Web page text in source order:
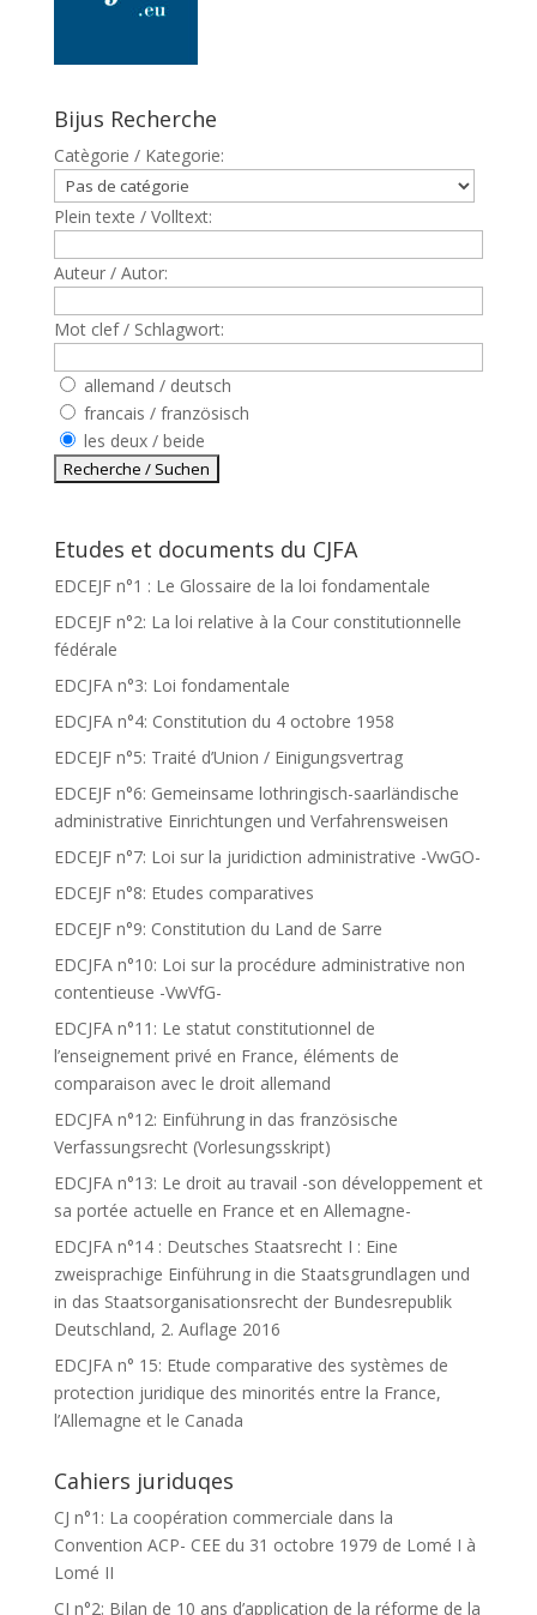
Bijus Recherche
Catègorie / Kategorie:
Plein texte / Volltext:
Auteur / Autor:
Mot clef / Schlagwort:
allemand / deutsch
francais / französisch
les deux / beide
Etudes et documents du CJFA
EDCEJF n°1 : Le Glossaire de la loi fondamentale
EDCEJF n°2: La loi relative à la Cour constitutionnelle
fédérale
EDCJFA n°3: Loi fondamentale
EDCJFA n°4: Constitution du 4 octobre 1958
EDCEJF n°5: Traité d’Union / Einigungsvertrag
EDCEJF n°6: Gemeinsame lothringisch-saarländische
administrative Einrichtungen und Verfahrensweisen
EDCEJF n°7: Loi sur la juridiction administrative -VwGO-
EDCEJF n°8: Etudes comparatives
EDCEJF n°9: Constitution du Land de Sarre
EDCJFA n°10: Loi sur la procédure administrative non
contentieuse -VwVfG-
EDCJFA n°11: Le statut constitutionnel de
l’enseignement privé en France, éléments de
comparaison avec le droit allemand
EDCJFA n°12: Einführung in das französische
Verfassungsrecht (Vorlesungsskript)
EDCJFA n°13: Le droit au travail -son développement et
sa portée actuelle en France et en Allemagne-
EDCJFA n°14 : Deutsches Staatsrecht I : Eine
zweisprachige Einführung in die Staatsgrundlagen und
in das Staatsorganisationsrecht der Bundesrepublik
Deutschland, 2. Auflage 2016
EDCJFA n° 15: Etude comparative des systèmes de
protection juridique des minorités entre la France,
l’Allemagne et le Canada
Cahiers juriduqes
CJ n°1: La coopération commerciale dans la
Convention ACP- CEE du 31 octobre 1979 de Lomé I à
Lomé II
CJ n°2: Bilan de 10 ans d’application de la réforme de la